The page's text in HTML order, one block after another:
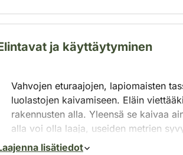
ja käyttäytyminen
Vahvojen eturaajojen, lapiomaisten
luolastojen kaivamiseen. Eläin
rakennusten alla. Yleensä se kaivaa
alla voi olla laaja, useiden metrien
mäyrän kaivamia pesäluolastoja,
lisätiedot